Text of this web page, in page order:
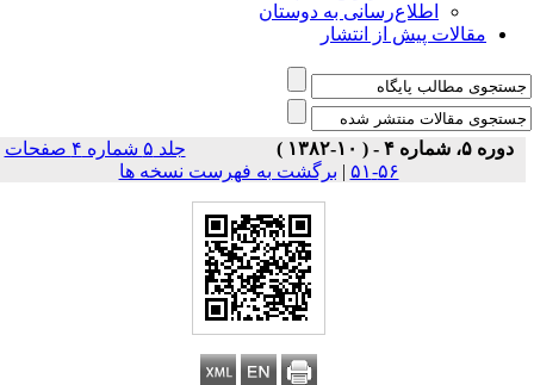
اطلاع‌رسانی به دوستان
مقالات پیش از انتشار
دوره ۵، شماره ۴ - ( ۱۰-۱۳۸۲ )
جلد ۵ شماره ۴ صفحات
۵۶-۵۱
|برگشت به فهرست نسخه ها